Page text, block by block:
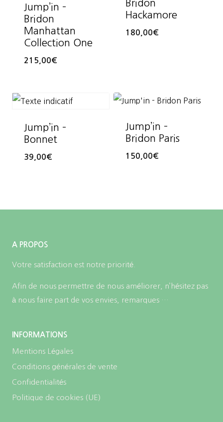
Jump’in –
Bridon
Manhattan
Collection One
215,00€
Bridon
Hackamore
180,00€
Jump’in –
Bonnet
39,00€
Jump’in –
Bridon Paris
150,00€
A PROPOS
Votre satisfaction est notre priorité.
Afin de nous permettre de nous améliorer, n’hésitez pas
à nous faire part de vos envies, remarques …
INFORMATIONS
Mentions Légales
Conditions générales de vente
Confidentialités
Politique de cookies (UE)